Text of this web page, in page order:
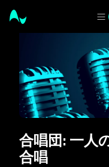
合唱団: 一人
合唱